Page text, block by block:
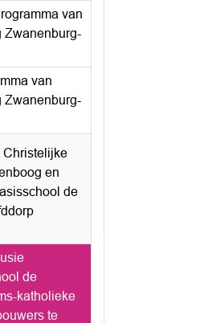
van
Zwanenburg-
van
Zwanenburg-
Christelijke
en
de
de
katholieke
te